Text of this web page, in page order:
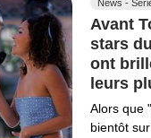
News -
Avant
stars
ont
leurs
Alors que
bientôt